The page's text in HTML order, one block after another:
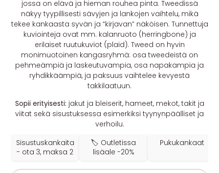
KAIKKI KANKAAT
VAATETUSKANKAAT
SISUSTUSKANKAAT
YLEISKANKAAT
KANKAAT A-Ö
MUUT
jossa on elävä ja hieman rouhea pinta. Tweedissä
näkyy tyypillisesti sävyjen ja lankojen vaihtelu, mikä
tekee kankaasta syvän ja “kirjavan” näköisen. Tunnettuja
kuviointeja ovat mm. kalanruoto (herringbone) ja
erilaiset ruutukuviot (plaid). Tweed on hyvin
monimuotoinen kangasryhmä: osa tweedeistä on
pehmeämpiä ja laskeutuvampia, osa napakampia ja
ryhdikkäämpiä, ja paksuus vaihtelee kevyestä
takkilaatuun.
Sopii erityisesti: jakut ja bleiserit, hameet, mekot, takit ja
viitat sekä sisustuksessa esimerkiksi tyynynpäälliset ja
verhoilu.
Sisustuskankaita
- ota 3, maksa 2
🏷️ Outletissa
lisäale -20%
Pukukankaat